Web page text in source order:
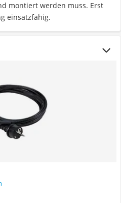
montiert werden muss. Erst
einsatzfähig.